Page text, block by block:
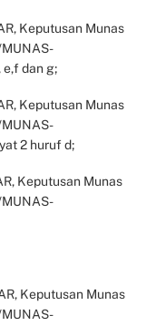
Keputusan Munas
MUNAS-
e,f dan g;
Keputusan Munas
MUNAS-
2 huruf d;
Keputusan Munas
MUNAS-
Keputusan Munas
MUNAS-